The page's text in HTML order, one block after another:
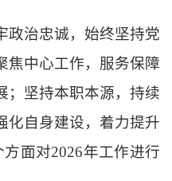
政治忠诚，始终坚持党
焦中心工作，服务保障
；坚持本职本源，持续
化自身建设，着力提升
方面对2026年工作进行